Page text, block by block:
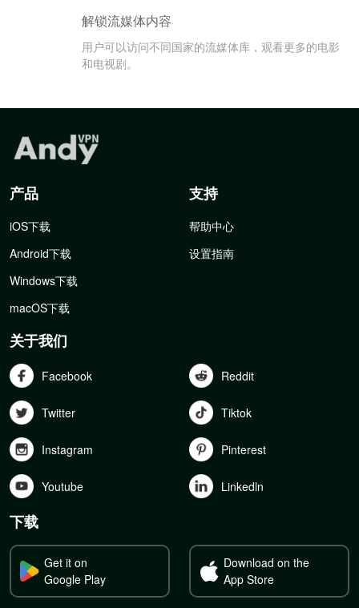
解锁流媒体内容
用户可以访问不同国家的流媒体库，观看更多的电影
和电视剧。
产品
iOS下载
Android下载
Windows下载
macOS下载
支持
帮助中心
设置指南
关于我们
Facebook Reddit
Twitter Tiktok
Instagram Pinterest
Youtube Linkedln
下载
Get it on
Google Play
Download on the
App Store